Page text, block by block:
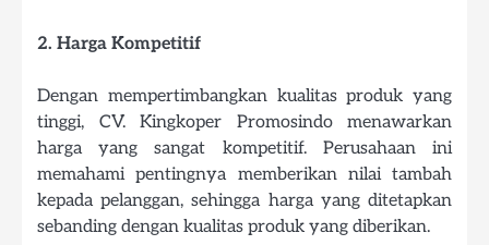
2. Harga Kompetitif
Dengan mempertimbangkan kualitas produk yang
tinggi, CV. Kingkoper Promosindo menawarkan
harga yang sangat kompetitif. Perusahaan ini
memahami pentingnya memberikan nilai tambah
kepada pelanggan, sehingga harga yang ditetapkan
sebanding dengan kualitas produk yang diberikan.